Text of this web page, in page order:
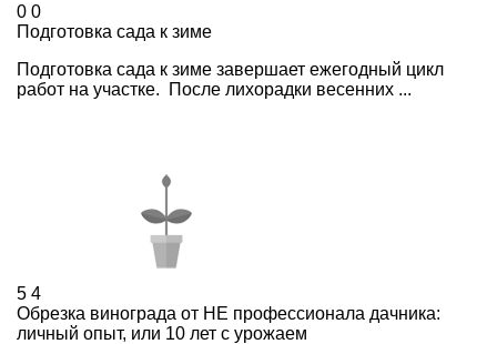
0 0
Подготовка сада к зиме
Подготовка сада к зиме завершает ежегодный цикл
работ на участке. После лихорадки весенних ...
5 4
Обрезка винограда от НЕ профессионала дачника:
личный опыт, или 10 лет с урожаем